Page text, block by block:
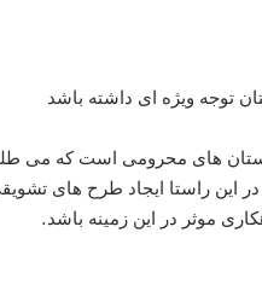
توجه ویژه ای داشته باشد
های محرومی است که می
این راستا ایجاد طرح های
موثر در این زمینه باشد.